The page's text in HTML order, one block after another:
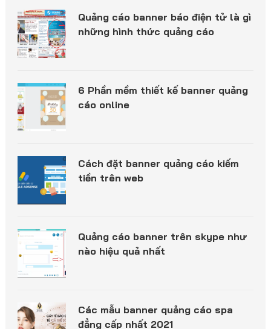
Quảng cáo banner báo điện tử là gì
những hình thức quảng cáo
6 Phần mềm thiết kế banner quảng
cáo online
Cách đặt banner quảng cáo kiếm
tiền trên web
Quảng cáo banner trên skype như
nào hiệu quả nhất
Các mẫu banner quảng cáo spa
đẳng cấp nhất 2021